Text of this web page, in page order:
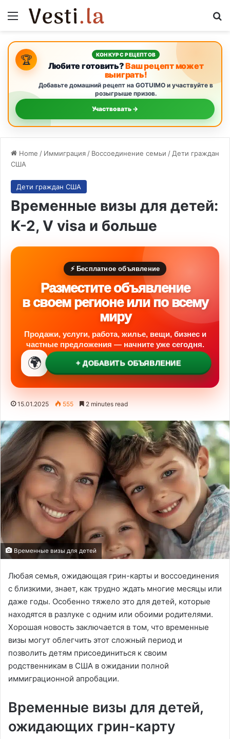
Menu
🏆 КОНКУРС РЕЦЕПТОВ
Любите готовить?Ваш рецепт может
выиграть!
Добавьте домашний рецепт на GOTUIMO и участвуйте в
розыгрыше призов.
Участвовать →
Home / Иммиграция / Воссоединение семьи / Дети граждан
США
Дети граждан США
Временные визы для детей:
K-2, V visa и больше
⚡ Бесплатное объявление
Разместите объявление
в своем регионе или по всему
миру
Продажи, услуги, работа, жилье, вещи, бизнес и
частные предложения — начните уже сегодня.
🌍 + ДОБАВИТЬ ОБЪЯВЛЕНИЕ
15.01.2025 555 2 minutes read
Временные визы для детей
Любая семья, ожидающая грин-карты и воссоединения
с близкими, знает, как трудно ждать многие месяцы или
даже годы. Особенно тяжело это для детей, которые
находятся в разлуке с одним или обоими родителями.
Хорошая новость заключается в том, что временные
визы могут облегчить этот сложный период и
позволить детям присоединиться к своим
родственникам в США в ожидании полной
иммиграционной апробации.
Временные визы для детей,
ожидающих грин-карту